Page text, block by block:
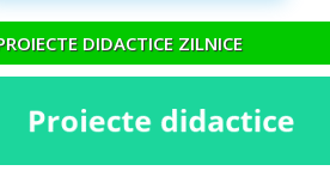
DIDACTICE ZILNICE